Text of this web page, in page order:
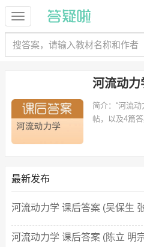
河流动力
简介： “河流
帖，以及4篇答
最新发布
河流动力学 课后答案 (吴保生
河流动力学 课后答案 (陈立 明